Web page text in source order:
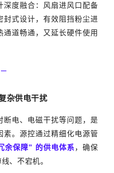
深度融合：风扇进风口配备
封式设计，有效阻挡粉尘进
通道畅通，又延长硬件使用
—‍
杂供电干扰
断电、电磁干扰等问题，是
素。源控通过精细化电源管
余保障” 的供电体系，确保
、不宕机。